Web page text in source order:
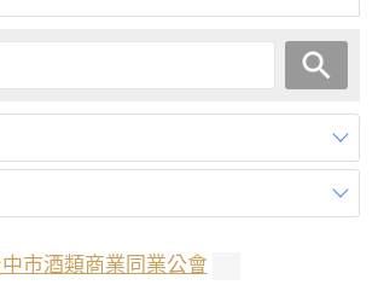
市酒類商業同業公會